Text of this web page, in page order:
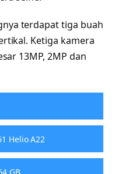
terdapat tiga buah
Ketiga kamera
13MP, 2MP dan
Helio A22